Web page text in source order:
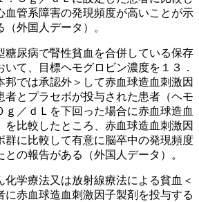
血管系障害の発現頻度が高いことが示
外国人データ）。
尿病で腎性貧血を合併している保存
て、目標ヘモグロビン濃度を１３．
邦では承認外＞して赤血球造血刺激因
者とプラセボが投与された患者（ヘモ
ｇ／ｄＬを下回った場合に赤血球造血
を比較したところ、赤血球造血刺激因
群に比較して有意に脳卒中の発現頻度
の報告がある（外国人データ）。
学療法又は放射線療法による貧血＜
に赤血球造血刺激因子製剤を投与する